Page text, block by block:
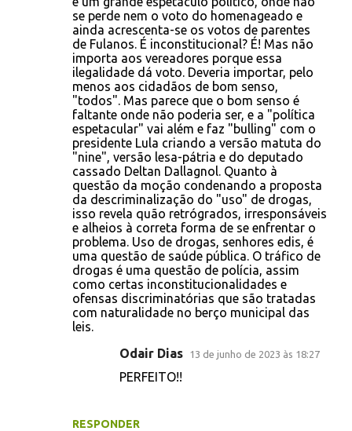
se perde nem o voto do homenageado e
ainda acrescenta-se os votos de parentes
de Fulanos. É inconstitucional? É! Mas não
importa aos vereadores porque essa
ilegalidade dá voto. Deveria importar, pelo
menos aos cidadãos de bom senso,
"todos". Mas parece que o bom senso é
faltante onde não poderia ser, e a "política
espetacular" vai além e faz "bulling" com o
presidente Lula criando a versão matuta do
"nine", versão lesa-pátria e do deputado
cassado Deltan Dallagnol. Quanto à
questão da moção condenando a proposta
da descriminalização do "uso" de drogas,
isso revela quão retrógrados, irresponsáveis
e alheios à correta forma de se enfrentar o
problema. Uso de drogas, senhores edis, é
uma questão de saúde pública. O tráfico de
drogas é uma questão de polícia, assim
como certas inconstitucionalidades e
ofensas discriminatórias que são tratadas
com naturalidade no berço municipal das
leis.
RESPONDER
Odair Dias 13 de junho de 2023 às 18:27
PERFEITO!!